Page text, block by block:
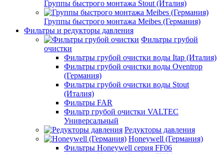
Группы быстрого монтажа Stout (Италия)
Группы быстрого монтажа Meibes (Германия)
Фильтры и редукторы давления
Фильтры грубой
очистки
Фильтры грубой очистки воды Itap (Италия)
Фильтры грубой очистки воды Oventrop
(Германия)
Фильтры грубой очистки воды Stout
(Италия)
Фильтры FAR
Фильтр грубой очистки VALTEC
Универсальный
Редукторы давления
Honeywell (Германия)
Фильтры Honeywell серия FF06